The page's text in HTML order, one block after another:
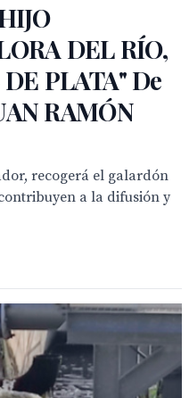
DEL RÍO,
PLATA" De
RAMÓN
recogerá el galardón
a la difusión y